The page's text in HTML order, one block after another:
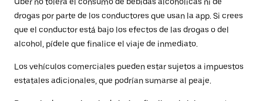
Uber no tolera el consumo de bebidas alcohólicas ni de
drogas por parte de los conductores que usan la app. Si crees
que el conductor está bajo los efectos de las drogas o del
alcohol, pídele que finalice el viaje de inmediato.
Los vehículos comerciales pueden estar sujetos a impuestos
estatales adicionales, que podrían sumarse al peaje.